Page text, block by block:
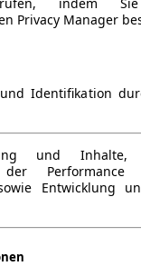
indem
Privacy Manager
Identifikation
und Inhalte,
Entwicklung